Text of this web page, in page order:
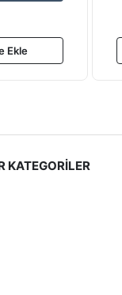
Ekle
KATEGORİLER